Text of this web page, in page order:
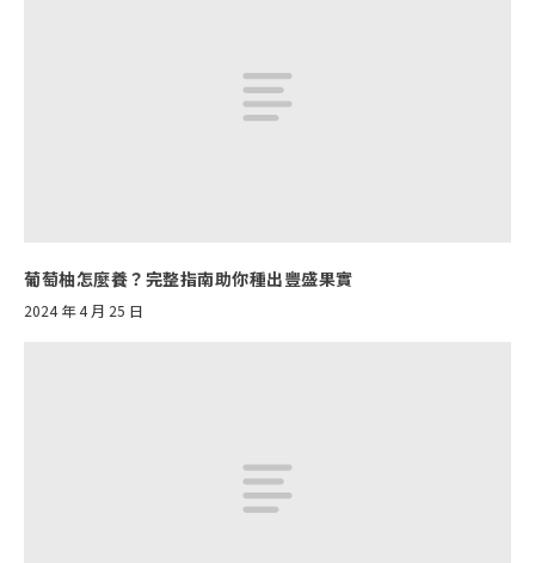
葡萄柚怎麼養？完整指南助你種出豐盛果實
2024 年 4 月 25 日